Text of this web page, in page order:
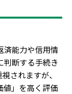
済能力や信用情
断する手続き
されますが、
値」を高く評価